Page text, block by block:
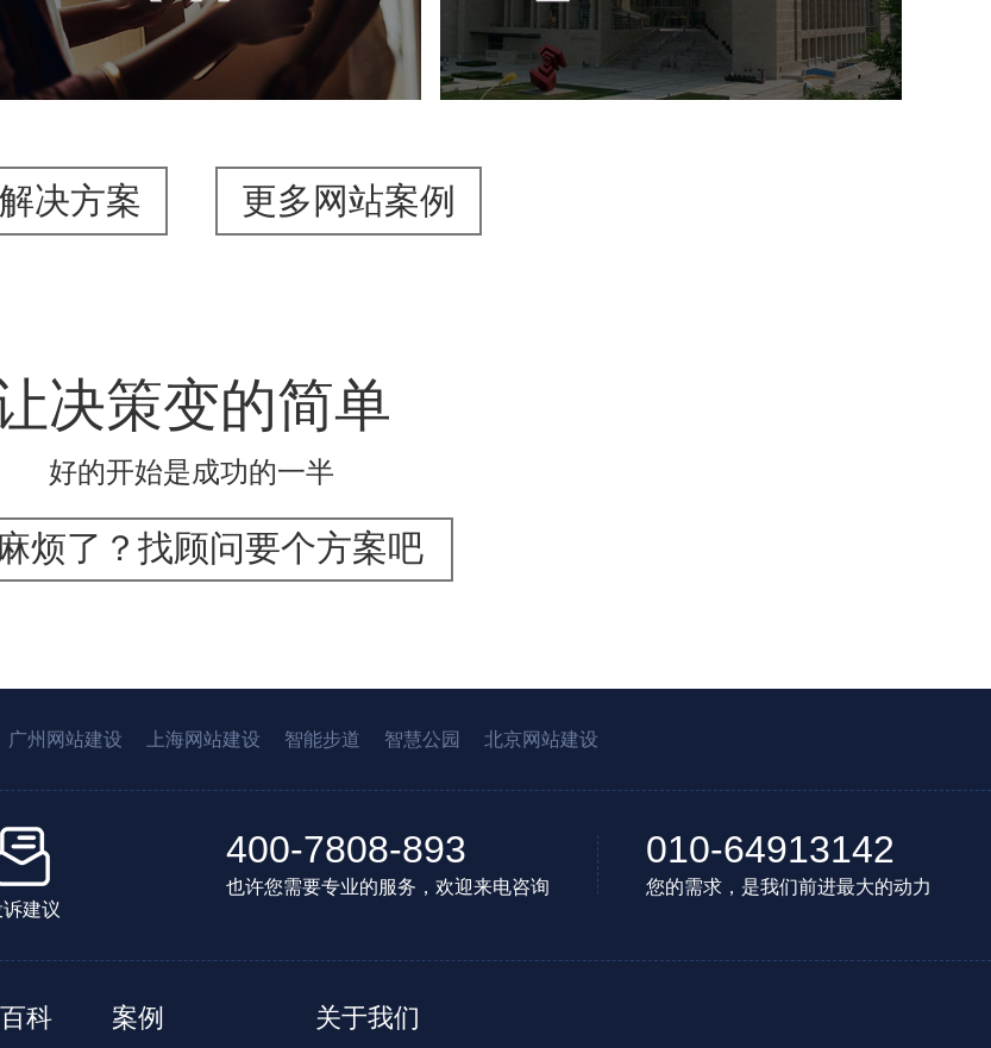
轻工食品 电商网站
博物馆展厅设计
数字博物馆建设
展厅空间设计
北京展厅设计
产品展厅设计
企业展厅设计
公司展厅设计
决方案 更多网站案例
决策变的简单
好的开始是成功的一半
烦了？找顾问要个方案吧
广州网站建设 上海网站建设 智能步道 智慧公园 北京网站建设
建议
400-7808-893
也许您需要专业的服务，欢迎来电咨询
010-64913142
您的需求，是我们前进最大的动力
百科 案例 关于我们